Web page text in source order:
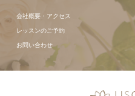
会社概要・アクセス
レッスンのご予約
お問い合わせ